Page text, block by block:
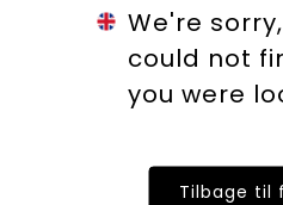
We're
could not
you were
Tilbage til